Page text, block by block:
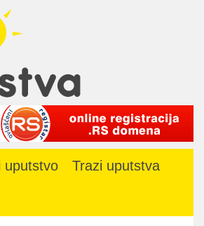
uputstvo Trazi uputstva